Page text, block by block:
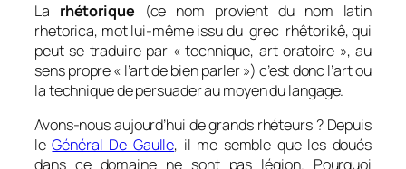
La rhétorique (ce nom provient du nom latin
rhetorica, mot lui-même issu du grec rhêtorikê, qui
peut se traduire par « technique, art oratoire », au
sens propre « l’art de bien parler ») c’est donc l’art ou
la technique de persuader au moyen du langage.
Avons-nous aujourd’hui de grands rhéteurs ? Depuis
leGénéral De Gaulle, il me semble que les doués
dans ce domaine ne sont pas légion. Pourquoi